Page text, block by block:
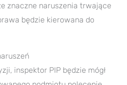
znaczne naruszenia trwające
będzie kierowana do
inspektor PIP będzie mógł